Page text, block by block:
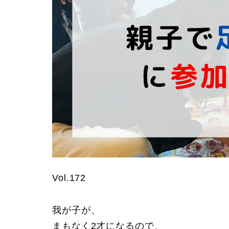
Vol.172
我が子が、
まもなく2才になるので、